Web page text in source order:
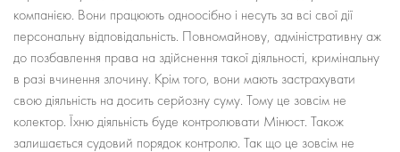
компанією. Вони працюють одноосібно і несуть за всі свої дії
персональну відповідальність. Повномайнову, адміністративну аж
до позбавлення права на здійснення такої діяльності, кримінальну
в разі вчинення злочину. Крім того, вони мають застрахувати
свою діяльність на досить серйозну суму. Тому це зовсім не
колектор. Їхню діяльність буде контролювати Мінюст. Також
залишається судовий порядок контролю. Так що це зовсім не